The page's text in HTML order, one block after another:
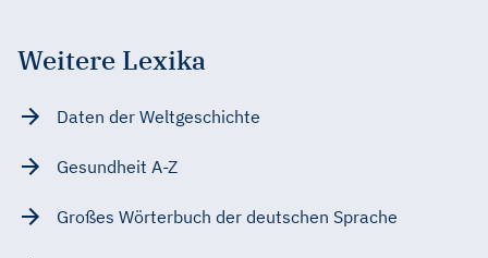
Weitere Lexika
Daten der Weltgeschichte
Gesundheit A-Z
Großes Wörterbuch der deutschen Sprache